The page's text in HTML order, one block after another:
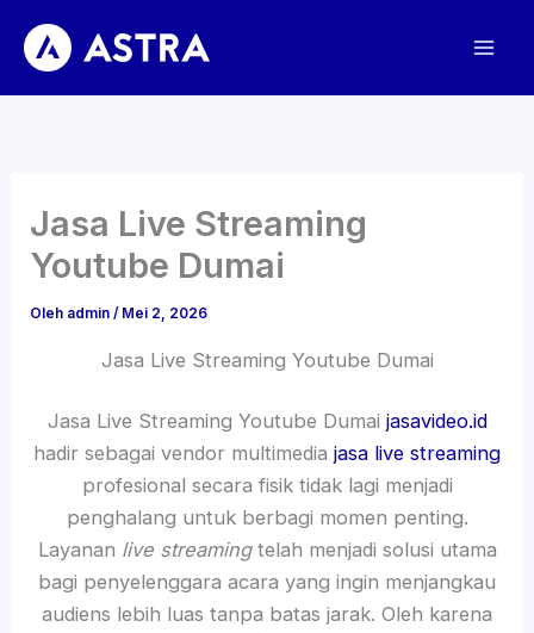
konten
Jasa Live Streaming
Youtube Dumai
Oleh admin/ Mei 2, 2026
Jasa Live Streaming Youtube Dumai
Jasa Live Streaming Youtube Dumai jasavideo.id
hadir sebagai vendor multimedia jasa live streaming
profesional secara fisik tidak lagi menjadi
penghalang untuk berbagi momen penting.
Layanan live streamingtelah menjadi solusi utama
bagi penyelenggara acara yang ingin menjangkau
audiens lebih luas tanpa batas jarak. Oleh karena